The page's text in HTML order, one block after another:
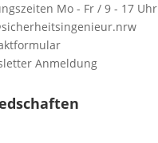
Mo - Fr / 9 - 17 Uhr
Anmeldung